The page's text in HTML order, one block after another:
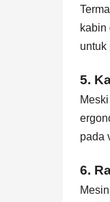
kabin
untuk
5.
pada
6.